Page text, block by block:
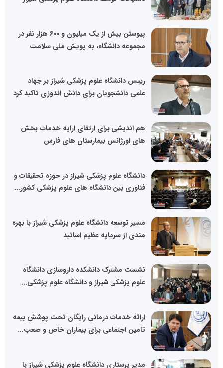
پیوستن بیش از یک میلیون و 600 هزار نفر در
مجموعه دانشگاه، به پویش ملی سلامت
رییس دانشگاه علوم پزشکی شیراز بر جهاد
علمی دانشجویان برای دانش اندوزی تاکید کرد
هم اندیشی برای ارتقای ارایه خدمات بخش
های اورژانس بیمارستان های فارس
دانشگاه علوم پزشکی شیراز در حوزه تحقیقات و
فناوری بین دانشگاه های علوم پزشکی کشور...
مسیر توسعه دانشگاه علوم پزشکی شیراز با بهره
مندی از سرمایه عظیم اساتید
نشست مشترک دانشکده داروسازی دانشگاه
علوم پزشکی شیراز و دانشگاه علوم پزشکی...
ارائه خدمات درمانی رایگان تحت پوشش بیمه
تامین اجتماعی برای بیماران خاص و صعب...
مدیر پرستاری دانشگاه علوم پزشکی شیراز با